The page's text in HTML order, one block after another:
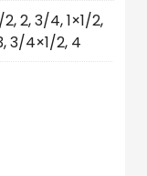
2,2,3/4,1×1/2,
,3/4×1/2, 4